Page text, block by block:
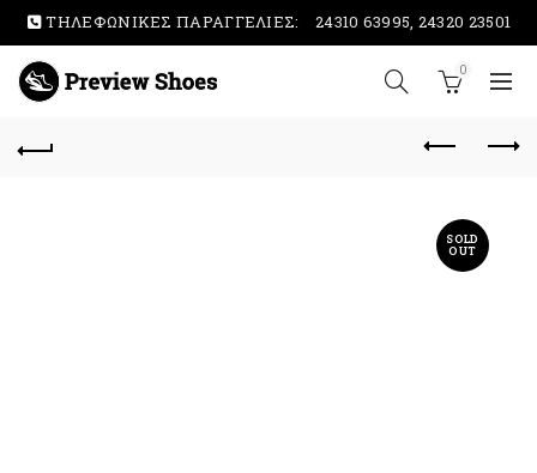
ΤΗΛΕΦΩΝΙΚΕΣ ΠΑΡΑΓΓΕΛΙΕΣ: 24310 63995, 24320 23501
0
SOLD
OUT